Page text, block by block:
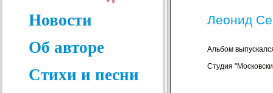
Новости
Об авторе
Стихи и песни
Леонид
Альбом
Студия